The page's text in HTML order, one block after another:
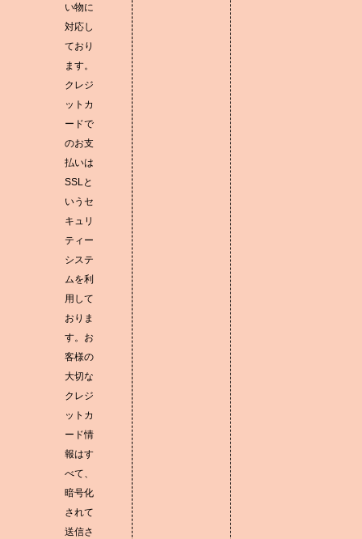
い物に
対応し
ており
ます。
クレジ
ットカ
ードで
のお支
払いは
SSLと
いうセ
キュリ
ティー
システ
ムを利
用して
おりま
す。お
客様の
大切な
クレジ
ットカ
ード情
報はす
べて、
暗号化
されて
送信さ